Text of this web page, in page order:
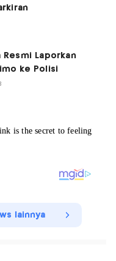
Resmi Laporkan
ke Polisi
lainnya